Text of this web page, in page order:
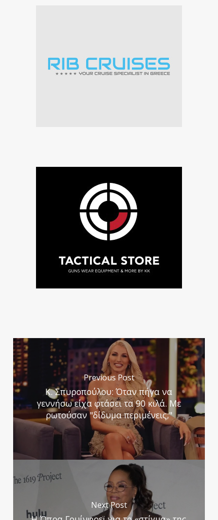
Previous Post
Κ. Σπυροπούλου: Όταν πήγα να
γεννήσω είχα φτάσει τα 90 κιλά. Με
ρωτούσαν "δίδυμα περιμένεις;"
Next Post